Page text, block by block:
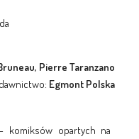
Pierre Taranzano
Egmont Polska
komiksów opartych na